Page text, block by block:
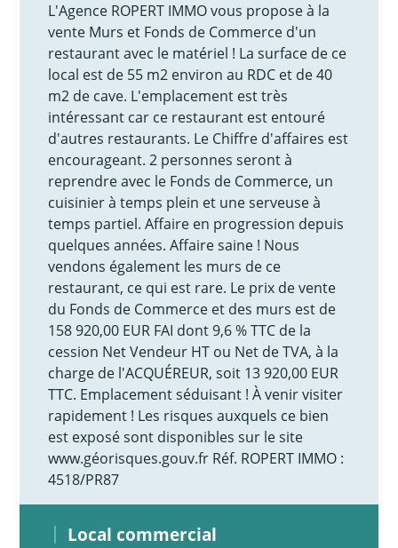
L'Agence ROPERT IMMO vous propose à la
vente Murs et Fonds de Commerce d'un
restaurant avec le matériel ! La surface de ce
local est de 55 m2 environ au RDC et de 40
m2 de cave. L'emplacement est très
intéressant car ce restaurant est entouré
d'autres restaurants. Le Chiffre d'affaires est
encourageant. 2 personnes seront à
reprendre avec le Fonds de Commerce, un
cuisinier à temps plein et une serveuse à
temps partiel. Affaire en progression depuis
quelques années. Affaire saine ! Nous
vendons également les murs de ce
restaurant, ce qui est rare. Le prix de vente
du Fonds de Commerce et des murs est de
158 920,00 EUR FAI dont 9,6 % TTC de la
cession Net Vendeur HT ou Net de TVA, à la
charge de l'ACQUÉREUR, soit 13 920,00 EUR
TTC. Emplacement séduisant ! À venir visiter
rapidement ! Les risques auxquels ce bien
est exposé sont disponibles sur le site
www.géorisques.gouv.fr Réf. ROPERT IMMO :
4518/PR87
Local commercial